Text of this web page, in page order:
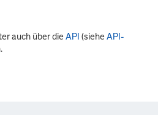
auch über dieAPI (sieheAPI-